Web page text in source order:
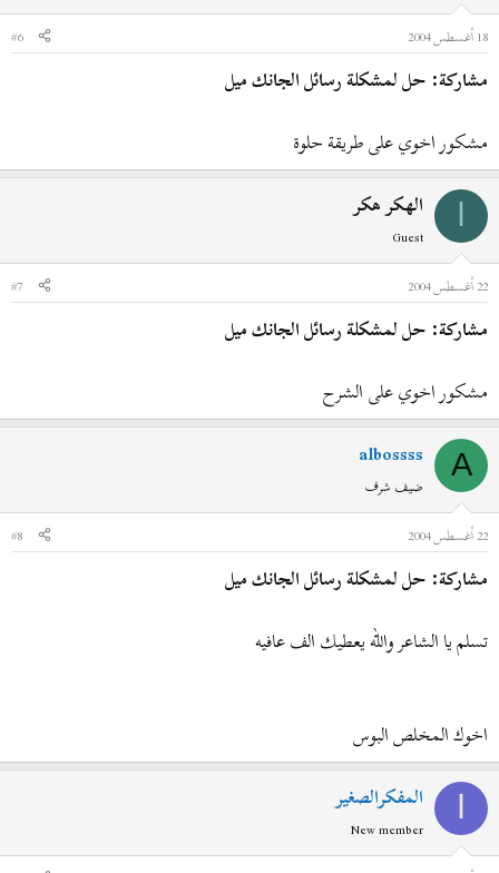
18 أغسطس 2004
#6
مشاركة: حل لمشكلة رسائل الجانك ميل
مشكور اخوي على طريقة حلوة
الهكر هكر
Guest
22 أغسطس 2004
#7
مشاركة: حل لمشكلة رسائل الجانك ميل
مشكور اخوي على الشرح
A
albossss
ضيف شرف
22 أغسطس 2004
#8
مشاركة: حل لمشكلة رسائل الجانك ميل
تسلم يا الشاعر والله يعطيك الف عافيه
اخوك المخلص البوس
المفكرالصغير
New member